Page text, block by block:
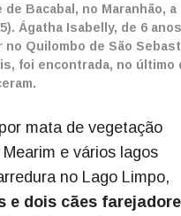
Bacabal, no Maranhão, a
Ágatha Isabelly, de 6
Quilombo de São
foi encontrada, no último
mata de vegetação
e vários lagos
no Lago Limpo,
e dois cães